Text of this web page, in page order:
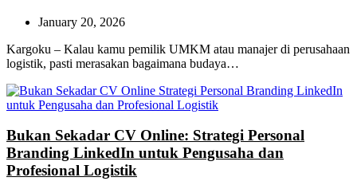
January 20, 2026
Kargoku – Kalau kamu pemilik UMKM atau manajer di perusahaan
logistik, pasti merasakan bagaimana budaya…
Bukan Sekadar CV Online: Strategi Personal
Branding LinkedIn untuk Pengusaha dan
Profesional Logistik